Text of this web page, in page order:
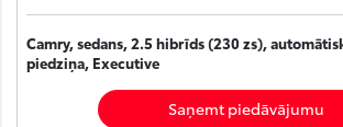
Camry, sedans, 2.5 hibrīds (230 zs),
piedziņa, Executive
Saņemt piedāvājumu